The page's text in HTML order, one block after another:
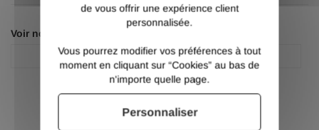
Voir nos autres pages :
Abrasif
Outillage
de vous offrir une expérience client
personnalisée.
Vous pourrez modifier vos préférences à tout
moment en cliquant sur “Cookies” au bas de
n'importe quelle page.
Personnaliser